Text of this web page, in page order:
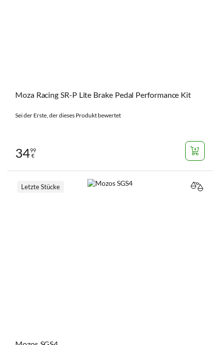
Moza Racing SR-P Lite Brake Pedal Performance Kit
Sei der Erste, der dieses Produkt bewertet
3499
€
Letzte Stücke